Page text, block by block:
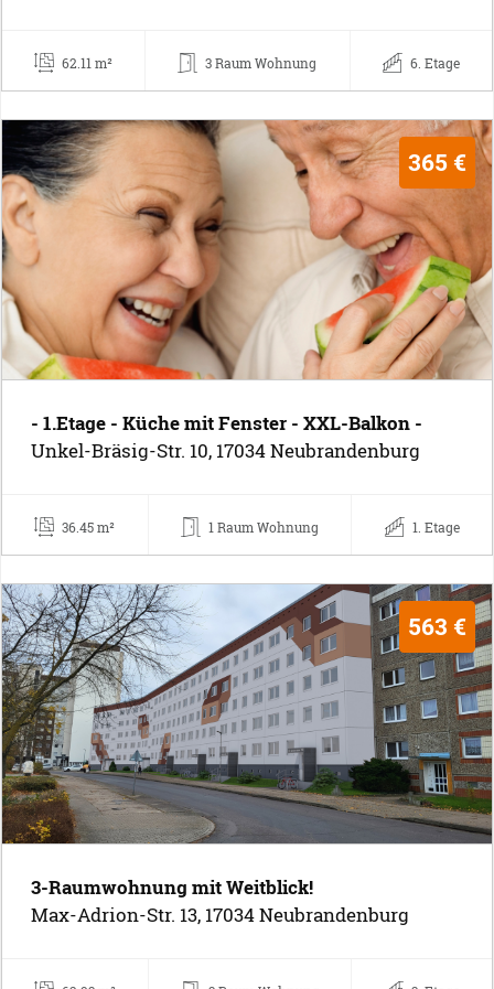
62.11 m² 3 Raum Wohnung 6. Etage
365 €
- 1.Etage - Küche mit Fenster - XXL-Balkon -
Unkel-Bräsig-Str. 10, 17034 Neubrandenburg
36.45 m² 1 Raum Wohnung 1. Etage
563 €
3-Raumwohnung mit Weitblick!
Max-Adrion-Str. 13, 17034 Neubrandenburg